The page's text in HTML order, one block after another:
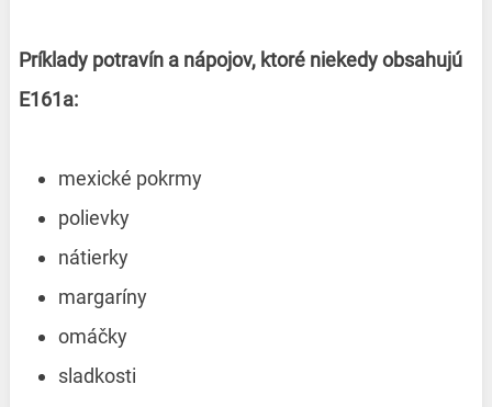
Príklady potravín a nápojov, ktoré niekedy obsahujú
E161a:
mexické pokrmy
polievky
nátierky
margaríny
omáčky
sladkosti